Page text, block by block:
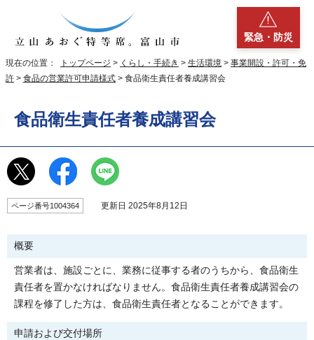
緊急・防災
現在の位置： トップページ > くらし・手続き > 生活環境 > 事業開設・許可・免
許 > 食品の営業許可申請様式 > 食品衛生責任者養成講習会
食品衛生責任者養成講習会
ページ番号1004364 更新日 2025年8月12日
概要
営業者は、施設ごとに、業務に従事する者のうちから、食品衛生
責任者を置かなければなりません。食品衛生責任者養成講習会の
課程を修了した方は、食品衛生責任者となることができます。
申請および交付場所